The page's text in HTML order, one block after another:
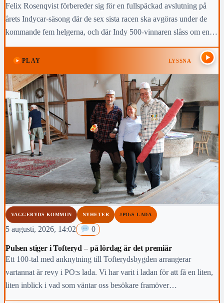
Felix Rosenqvist förbereder sig för en fullspäckad avslutning på
årets Indycar-säsong där de sex sista racen ska avgöras under de
kommande fem helgerna, och där Indy 500-vinnaren slåss om en
topp-fem-placering i den slutliga mästerskapstabellen.
PLAY LYSSNA
VAGGERYDS KOMMUN NYHETER #PO:S LADA
5 augusti, 2026, 14:02 0
Pulsen stiger i Tofteryd – på lördag är det premiär
Ett 100-tal med anknytning till Tofterydsbygden arrangerar
vartannat år revy i PO:s lada. Vi har varit i ladan för att få en liten,
liten inblick i vad som väntar oss besökare framöver…